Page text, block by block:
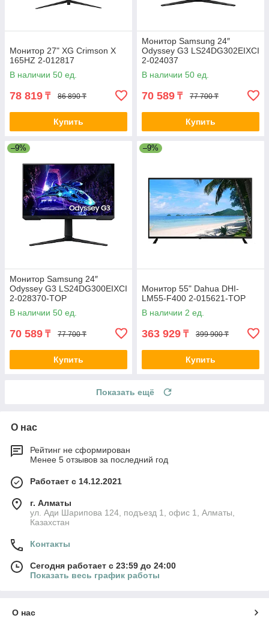
Монитор 27" XG Crimson X
165HZ 2-012817
В наличии 50 ед.
78 819 ₸ 86 890 ₸
Купить
Монитор Samsung 24″
Odyssey G3 LS24DG302EIXCI
2-024037
В наличии 50 ед.
70 589 ₸ 77 700 ₸
Купить
–9%
Монитор Samsung 24″
Odyssey G3 LS24DG300EIXCI
2-028370-TOP
В наличии 50 ед.
70 589 ₸ 77 700 ₸
Купить
–9%
Монитор 55" Dahua DHI-
LM55-F400 2-015621-TOP
В наличии 2 ед.
363 929 ₸ 399 900 ₸
Купить
Показать ещё
О нас
Рейтинг не сформирован
Менее 5 отзывов за последний год
Работает с 14.12.2021
г. Алматы
ул. Ади Шарипова 124, подъезд 1, офис 1, Алматы,
Казахстан
Контакты
Сегодня работает с 23:59 до 24:00
Показать весь график работы
О нас